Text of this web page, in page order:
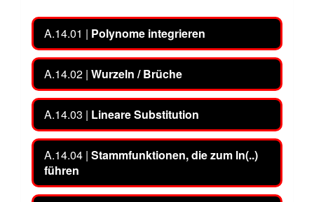
A.14.01 | Polynome integrieren
A.14.02 | Wurzeln / Brüche
A.14.03 | Lineare Substitution
A.14.04 | Stammfunktionen, die zum ln(..)
führen